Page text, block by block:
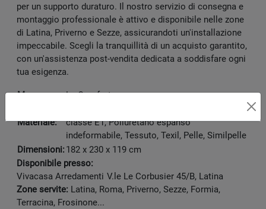
per un supporto duraturo. Il nostro servizio di consegna e
montaggio professionale è attivo e disponibile nelle zone
di Latina, Priverno e Sezze, assicurandoti un'installazione
impeccabile. Scegli la tranquillità di un acquisto garantito,
con un'assistenza post-vendita dedicata a soddisfare ogni
tua esigenza.
Marca: Le Comfort
Materiale:
Legno massello, Pannelli in particelle di legno
classe E1, Poliuretano espanso
indeformabile, Tessuto, Texil, Pelle, Similpelle
Dimensioni:182 x 230 x 119 cm
Disponibile presso:
Vivacasa Arredamenti V.le Le Corbusier 45/B, Latina
Zone servite: Latina, Roma, Priverno, Sezze, Formia,
Terracina, Frosinone...